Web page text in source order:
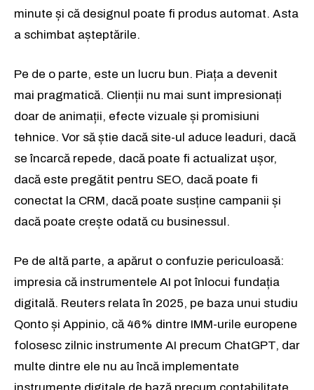
minute și că designul poate fi produs automat. Asta
a schimbat așteptările.
Pe de o parte, este un lucru bun. Piața a devenit
mai pragmatică. Clienții nu mai sunt impresionați
doar de animații, efecte vizuale și promisiuni
tehnice. Vor să știe dacă site-ul aduce leaduri, dacă
se încarcă repede, dacă poate fi actualizat ușor,
dacă este pregătit pentru SEO, dacă poate fi
conectat la CRM, dacă poate susține campanii și
dacă poate crește odată cu businessul.
Pe de altă parte, a apărut o confuzie periculoasă:
impresia că instrumentele AI pot înlocui fundația
digitală. Reuters relata în 2025, pe baza unui studiu
Qonto și Appinio, că 46% dintre IMM-urile europene
folosesc zilnic instrumente AI precum ChatGPT, dar
multe dintre ele nu au încă implementate